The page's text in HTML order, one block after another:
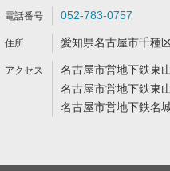
052-783-0757
愛知県名古屋市千種
名古屋市営地下鉄東
名古屋市営地下鉄東
名古屋市営地下鉄名